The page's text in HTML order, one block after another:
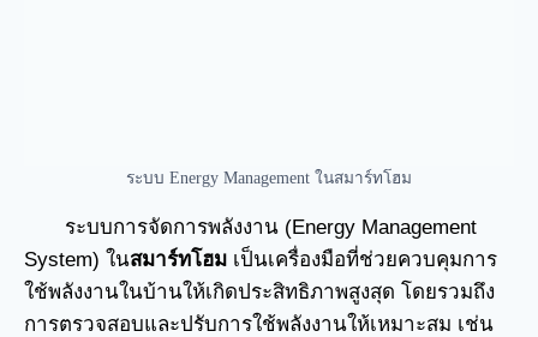
ระบบ Energy Management ในสมาร์ทโฮม
ระบบการจัดการพลังงาน (Energy Management
System) ในสมาร์ทโฮม เป็นเครื่องมือที่ช่วยควบคุมการ
ใช้พลังงานในบ้านให้เกิดประสิทธิภาพสูงสุด โดยรวมถึง
การตรวจสอบและปรับการใช้พลังงานให้เหมาะสม เช่น